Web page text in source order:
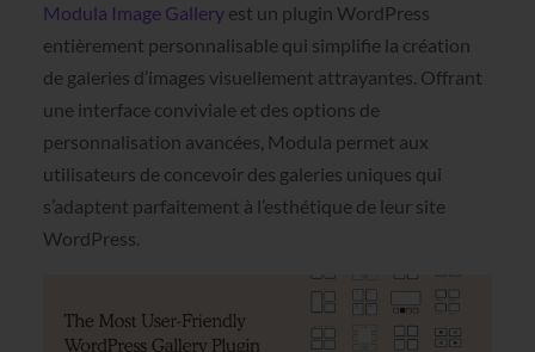
Modula Image Galleryest un plugin WordPress
entièrement personnalisable qui simplifie la création
de galeries d’images visuellement attrayantes. Offrant
une interface conviviale et des options de
personnalisation avancées, Modula permet aux
utilisateurs de concevoir des galeries uniques qui
s’adaptent parfaitement à l’esthétique de leur site
WordPress.